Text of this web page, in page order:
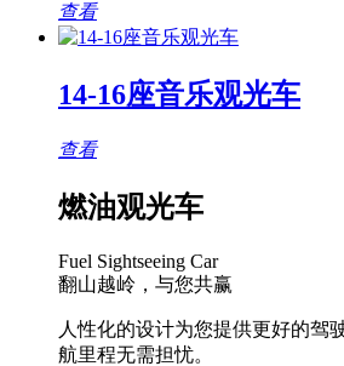
查看
14-16座音乐观光车
查看
燃油观光车
Fuel Sightseeing Car
翻山越岭，与您共赢
人性化的设计为您提供更好的驾
航里程无需担忧。